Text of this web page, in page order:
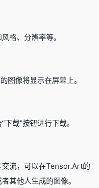
格、分辨率等。
图像将显示在屏幕上。
载”按钮进行下载。
流，可以在Tensor.Art的
其他人生成的图像。